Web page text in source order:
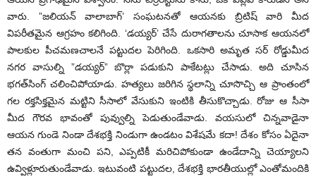
వారు. ”జలియన్‌ వాలాబాగ్‌’ సంఘటనతో ఆయనకు బ్రిటిష్‌ వారి మీద
విపరీతమైన ఆగ్రహం కలిగింది. ‘డయ్యర్‌’ చేసే దురాగతాలను చూసాక ఆయనలో
పాలకుల పీచమణచాలనే పట్టుదల పెరిగింది. ఒకసారి అమృత సర్‌ రోడ్డుమీద
నగర వాసుల్ని ”డయ్యర్‌” బొర్లా పడుకుని పాకేటట్లు చేసాడు. అది చూసిన
భగత్‌సింగ్‌ చలించిపోయాడు. హత్యలు జరిగిన స్థలాన్ని చూసొచ్చి ఆ ప్రాంతంలో
గల రక్తసిక్తమైన మట్టిని సీసాలో వేసుకుని ఇంటికి తీసుకొచ్చాడు. రోజు ఆ సీసా
మీద గౌరవ భావంతో పువ్వుల్ని పెడుతుండేవాడు. వయసులో చిన్నవాడైనా
ఆయన గుండె నిండా దేశభక్తి నిండుగా ఉండటం విశేషమే కదా! దేశం కోసం ఏదైనా
తన వంతుగా మంచి పని, ఎప్పటికీ మరిచిపోకుండా ఉండేదాన్ని చెయ్యాలని
ఉవ్విళ్లూరుతుండేవాడు. ఇటువంటి పట్టుదల, దేశభక్తి భారతీయుల్లో ఎంతోమందికి